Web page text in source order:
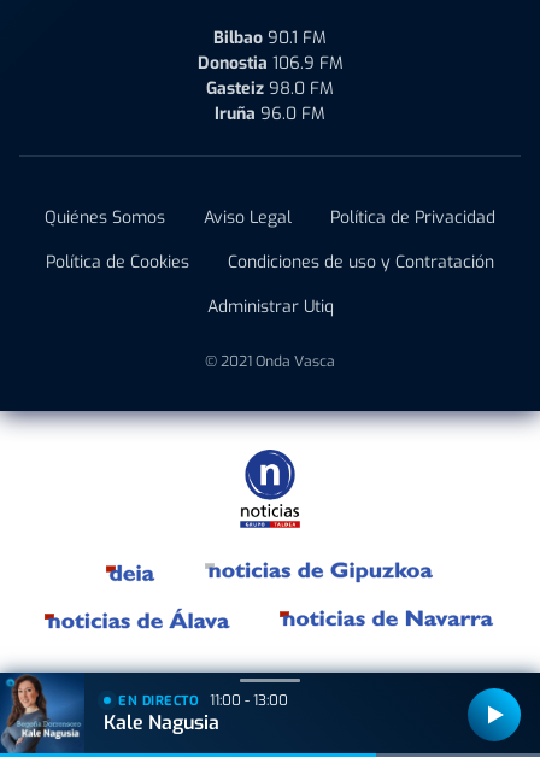
Bilbao 90.1 FM
Donostia 106.9 FM
Gasteiz 98.0 FM
Iruña 96.0 FM
Quiénes Somos Aviso Legal
Política de Privacidad
Política de Cookies
Condiciones de uso y Contratación
Administrar Utiq
© 2021 Onda Vasca
EN DIRECTO 11:00 - 13:00
Kale Nagusia